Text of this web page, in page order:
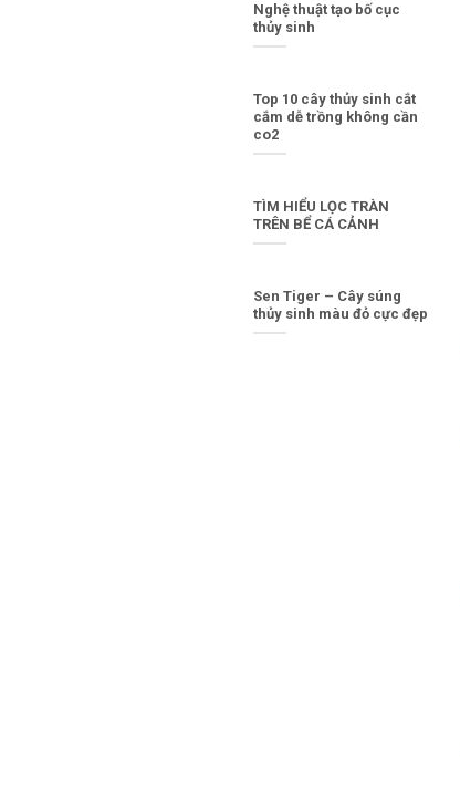
Nghệ thuật tạo bố cục
thủy sinh
Top 10 cây thủy sinh cắt
cắm dễ trồng không cần
co2
TÌM HIỂU LỌC TRÀN
TRÊN BỂ CÁ CẢNH
Sen Tiger – Cây súng
thủy sinh màu đỏ cực đẹp